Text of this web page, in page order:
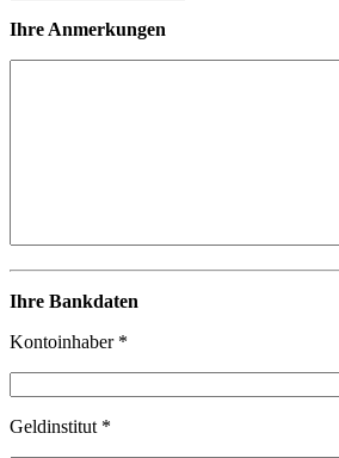
Ihre Anmerkungen
Ihre Bankdaten
Kontoinhaber *
Geldinstitut *